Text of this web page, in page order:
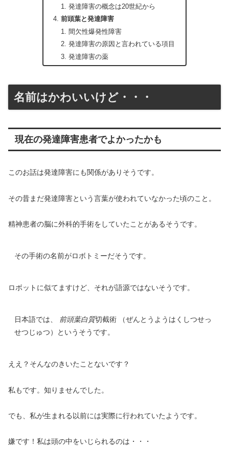
発達障害の概念は20世紀から
前頭葉と発達障害
間欠性爆発性障害
発達障害の原因と言われている項目
発達障害の薬
名前はかわいいけど・・・
現在の発達障害患者でよかったかも
このお話は発達障害にも関係がありそうです。
その昔まだ発達障害という言葉が使われていなかった頃のこと。
精神患者の脳に外科的手術をしていたことがあるそうです。
その手術の名前がロボトミーだそうです。
ロボットに似てますけど、それが語源ではないそうです。
日本語では、 前頭葉白質切截術 （ぜんとうようはくしつせっ
せつじゅつ）というそうです。
ええ？そんなのきいたことないです？
私もです。知りませんでした。
でも、私が生まれる以前には実際に行われていたようです。
嫌です！私は頭の中をいじられるのは・・・